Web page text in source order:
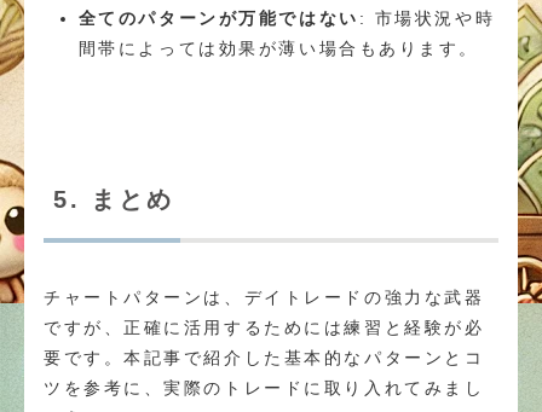
全てのパターンが万能ではない : 市場状況や時
間帯によっては効果が薄い場合もあります。
5. まとめ
チャートパターンは、デイトレードの強力な武器
ですが、正確に活用するためには練習と経験が必
要です。本記事で紹介した基本的なパターンとコ
ツを参考に、実際のトレードに取り入れてみまし